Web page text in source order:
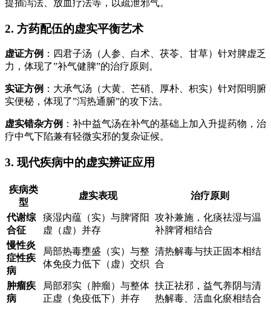
提插泻法、放血疗法等，以疏泄邪气。
2. 方药配伍的虚实平衡艺术
虚证方例 ：四君子汤（人参、白术、茯苓、甘草）针对脾虚乏
力，体现了”补气健脾”的治疗原则。
实证方例 ：大承气汤（大黄、芒硝、厚朴、枳实）针对阳明腑
实便秘，体现了”泻热通腑”的攻下法。
虚实错杂方例 ：补中益气汤在补气的基础上加入升提药物，治
疗中气下陷兼有轻微实邪的复杂证候。
3. 现代疾病中的虚实辨证应用
疾病类
型
虚实表现 治疗原则
代谢综
合征
痰湿内蕴（实）与脾肾阳
虚（虚）并存
攻补兼施，化痰祛湿与温
补脾肾相结合
慢性炎
症性疾
病
局部热毒壅盛（实）与整
体免疫力低下（虚）交织
清热解毒与扶正固本相结
合
肿瘤疾
病
局部邪实（肿瘤）与整体
正虚（免疫低下）并存
扶正祛邪，益气养阴与清
热解毒、活血化瘀相结合